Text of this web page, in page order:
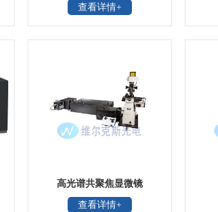
查看详情+
高光谱共聚焦显微镜
查看详情+